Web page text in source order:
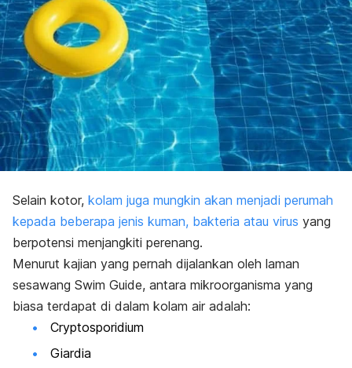
Selain kotor, kolam juga mungkin akan menjadi perumah
kepada beberapa jenis kuman, bakteria atau virus yang
berpotensi menjangkiti perenang.
Menurut kajian yang pernah dijalankan oleh laman
sesawang Swim Guide, antara mikroorganisma yang
biasa terdapat di dalam kolam air adalah:
Cryptosporidium
Giardia